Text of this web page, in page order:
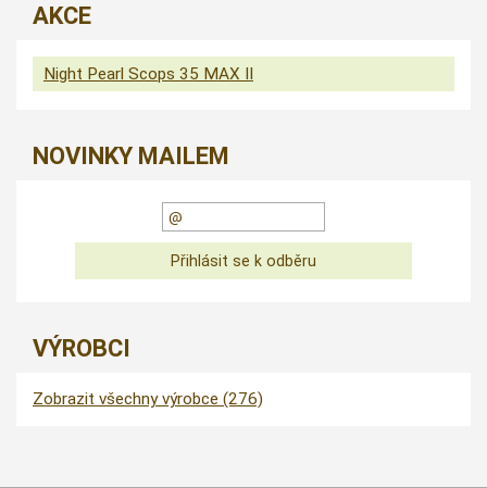
AKCE
Night Pearl Scops 35 MAX II
NOVINKY MAILEM
VÝROBCI
Zobrazit všechny výrobce (276)